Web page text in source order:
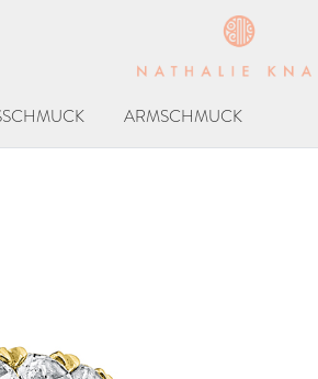
ARMSCHMUCK